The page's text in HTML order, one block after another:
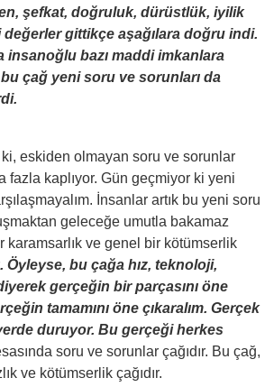
şefkat, doğruluk, dürüstlük, iyilik
gittikçe aşağılara doğru indi.
insanoğlu bazı maddi imkanlara
çağ yeni soru ve sorunları da
ki, eskiden olmayan soru ve sorunlar
fazla kaplıyor. Gün geçmiyor ki yeni
İnsanlar artık bu yeni soru
geleceğe umutla bakamaz
karamsarlık ve genel bir kötümserlik
. Öyleyse, bu çağa hız, teknoloji,
gerçeğin bir parçasını öne
tamamını öne çıkaralım. Gerçek
duruyor. Bu gerçeği herkes
soru ve sorunlar çağıdır. Bu çağ,
ve kötümserlik çağıdır.